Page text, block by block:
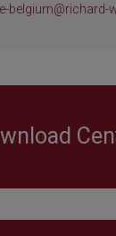
belgium@richard-